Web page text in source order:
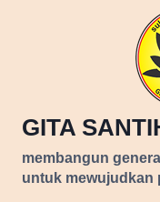
GITA
membangun
untuk mewujudkan